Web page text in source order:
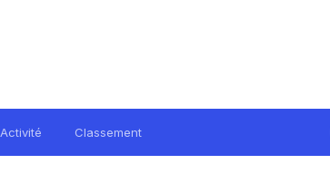
Activité Classement